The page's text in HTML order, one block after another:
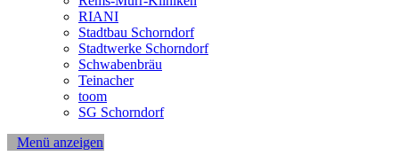
RIANI
Stadtbau Schorndorf
Stadtwerke Schorndorf
Schwabenbräu
Teinacher
toom
SG Schorndorf
Menü anzeigen